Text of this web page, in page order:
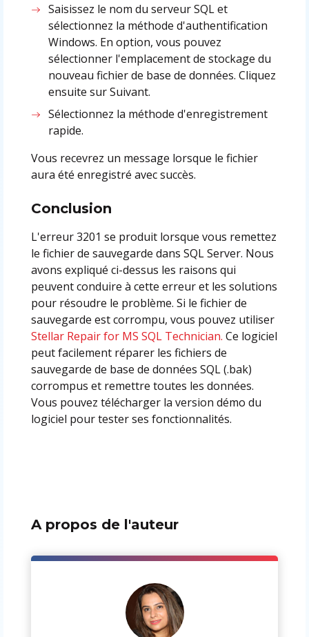
Saisissez le nom du serveur SQL et
sélectionnez la méthode d'authentification
Windows. En option, vous pouvez
sélectionner l'emplacement de stockage du
nouveau fichier de base de données. Cliquez
ensuite sur Suivant.
Sélectionnez la méthode d'enregistrement
rapide.
Vous recevrez un message lorsque le fichier
aura été enregistré avec succès.
Conclusion
L'erreur 3201 se produit lorsque vous remettez
le fichier de sauvegarde dans SQL Server. Nous
avons expliqué ci-dessus les raisons qui
peuvent conduire à cette erreur et les solutions
pour résoudre le problème. Si le fichier de
sauvegarde est corrompu, vous pouvez utiliser
Stellar Repair for MS SQL Technician. Ce logiciel
peut facilement réparer les fichiers de
sauvegarde de base de données SQL (.bak)
corrompus et remettre toutes les données.
Vous pouvez télécharger la version démo du
logiciel pour tester ses fonctionnalités.
A propos de l'auteur